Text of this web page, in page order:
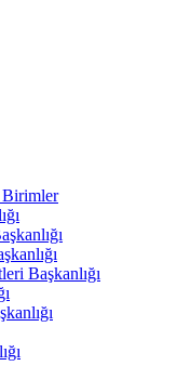
Birimler
Başkanlığı